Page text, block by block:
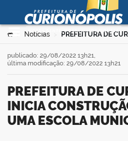
Ir para o conteúdo
Prefeitura
Você está aqui:
Notícias >
PREFEITURA DE CURIONÓPOLIS
INICIA
UMA ESCOLA
publicado: 29/08/2022 13h21,
última modificação: 29/08/2022 13h21